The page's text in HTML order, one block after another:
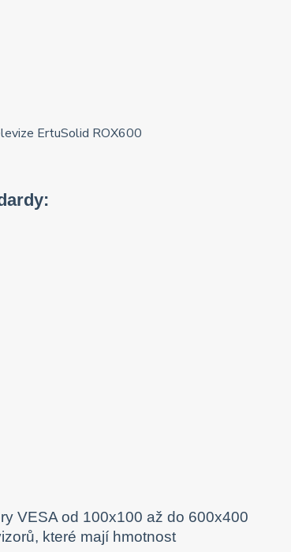
VESA od 100x100 až do 600x400
které mají hmotnost